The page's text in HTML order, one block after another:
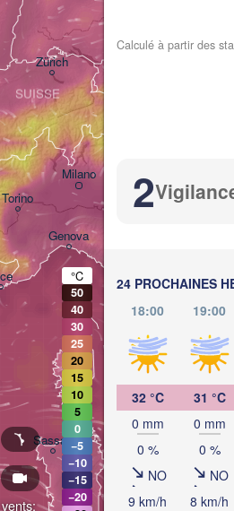
Calculé à partir des
2
24 PROCHAINES
18:00
19:00
32 °C
0 mm
0 %
NO
9 km/h
31 °C
0 mm
0 %
NO
8 km/h
Milano
Torino
Genova
Verona
Zürich
SUISSE
Sassari
Roma
Perugia
ITALIE
°C
50
40
30
25
20
15
10
5
0
−5
−10
−15
−20